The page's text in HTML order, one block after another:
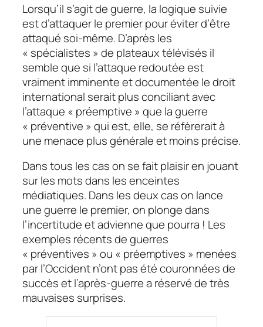
Lorsqu’il s’agit de guerre, la logique suivie
est d’attaquer le premier pour éviter d’être
attaqué soi-même. D’après les
« spécialistes » de plateaux télévisés il
semble que si l’attaque redoutée est
vraiment imminente et documentée le droit
international serait plus conciliant avec
l’attaque « préemptive » que la guerre
« préventive » qui est, elle, se réfèrerait à
une menace plus générale et moins précise.
Dans tous les cas on se fait plaisir en jouant
sur les mots dans les enceintes
médiatiques. Dans les deux cas on lance
une guerre le premier, on plonge dans
l’incertitude et advienne que pourra ! Les
exemples récents de guerres
« préventives » ou « préemptives » menées
par l’Occident n’ont pas été couronnées de
succès et l’après-guerre a réservé de très
mauvaises surprises.